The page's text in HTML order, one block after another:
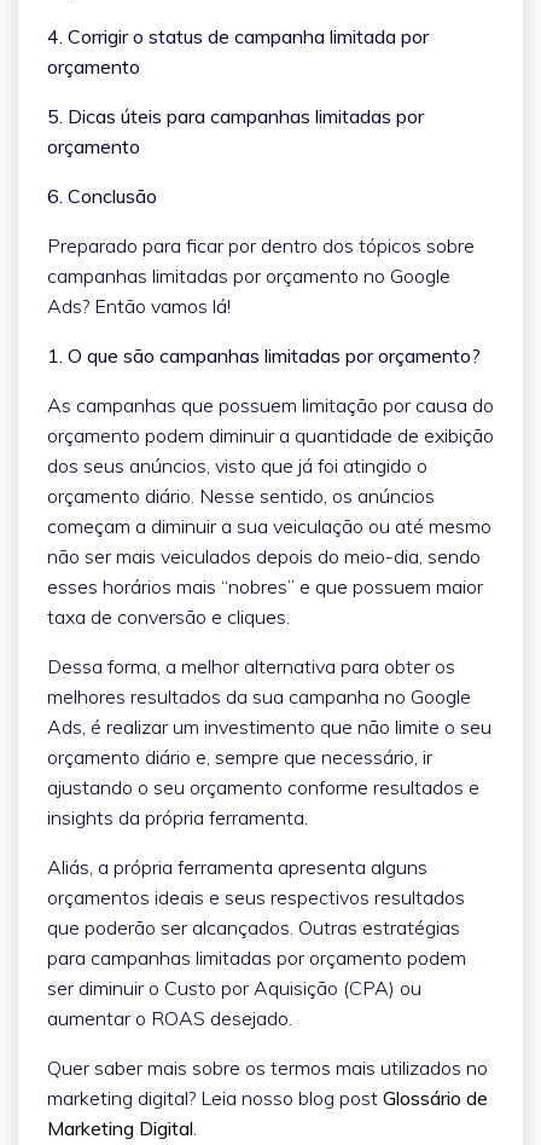
4. Corrigir o status de campanha limitada por
orçamento
5. Dicas úteis para campanhas limitadas por
orçamento
6. Conclusão
Preparado para ficar por dentro dos tópicos sobre
campanhas limitadas por orçamento no Google
Ads? Então vamos lá!
1. O que são campanhas limitadas por orçamento?
As campanhas que possuem limitação por causa do
orçamento podem diminuir a quantidade de exibição
dos seus anúncios, visto que já foi atingido o
orçamento diário. Nesse sentido, os anúncios
começam a diminuir a sua veiculação ou até mesmo
não ser mais veiculados depois do meio-dia, sendo
esses horários mais “nobres” e que possuem maior
taxa de conversão e cliques.
Dessa forma, a melhor alternativa para obter os
melhores resultados da sua campanha no Google
Ads, é realizar um investimento que não limite o seu
orçamento diário e, sempre que necessário, ir
ajustando o seu orçamento conforme resultados e
insights da própria ferramenta.
Aliás, a própria ferramenta apresenta alguns
orçamentos ideais e seus respectivos resultados
que poderão ser alcançados. Outras estratégias
para campanhas limitadas por orçamento podem
ser diminuir o Custo por Aquisição (CPA) ou
aumentar o ROAS desejado.
Quer saber mais sobre os termos mais utilizados no
marketing digital? Leia nosso blog post Glossário de
Marketing Digital